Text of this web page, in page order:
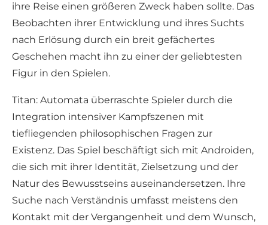
ihre Reise einen größeren Zweck haben sollte. Das
Beobachten ihrer Entwicklung und ihres Suchts
nach Erlösung durch ein breit gefächertes
Geschehen macht ihn zu einer der geliebtesten
Figur in den Spielen.
Titan: Automata überraschte Spieler durch die
Integration intensiver Kampfszenen mit
tiefliegenden philosophischen Fragen zur
Existenz. Das Spiel beschäftigt sich mit Androiden,
die sich mit ihrer Identität, Zielsetzung und der
Natur des Bewusstseins auseinandersetzen. Ihre
Suche nach Verständnis umfasst meistens den
Kontakt mit der Vergangenheit und dem Wunsch,